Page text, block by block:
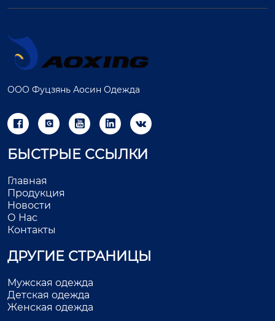
ООО Фуцзянь Аосин Одежда
    
БЫСТРЫЕ ССЫЛКИ
Главная
Продукция
Новости
О Нас
Контакты
ДРУГИЕ СТРАНИЦЫ
Мужская одежда
Детская одежда
Женская одежда